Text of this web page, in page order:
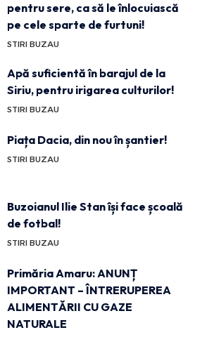
pentru sere, ca să le înlocuiască
pe cele sparte de furtuni!
STIRI BUZAU
Apă suficientă în barajul de la
Siriu, pentru irigarea culturilor!
STIRI BUZAU
Piața Dacia, din nou în șantier!
STIRI BUZAU
Buzoianul Ilie Stan își face școală
de fotbal!
STIRI BUZAU
Primăria Amaru: ANUNȚ
IMPORTANT – ÎNTRERUPEREA
ALIMENTĂRII CU GAZE
NATURALE